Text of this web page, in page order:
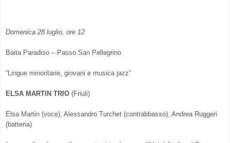
Domenica 28 luglio, ore 12
Baita Paradiso – Passo San Pellegrino
“Lingue minoritarie, giovani e musica jazz”
ELSA MARTIN TRIO (Friuli)
Elsa Martin (voce), Alessandro Turchet (contrabbasso), Andrea Ruggeri
(batteria)